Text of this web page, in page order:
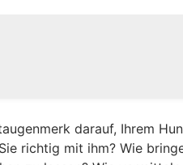
darauf, Ihrem
richtig mit ihm? Wie